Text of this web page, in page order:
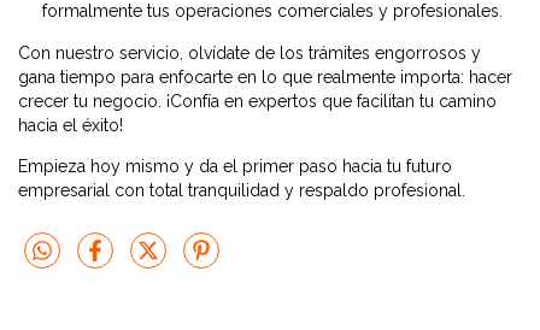
formalmente tus operaciones comerciales y profesionales.
Con nuestro servicio, olvídate de los trámites engorrosos y
gana tiempo para enfocarte en lo que realmente importa: hacer
crecer tu negocio. ¡Confía en expertos que facilitan tu camino
hacia el éxito!
Empieza hoy mismo y da el primer paso hacia tu futuro
empresarial con total tranquilidad y respaldo profesional.